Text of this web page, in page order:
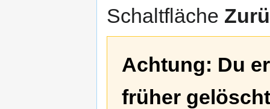
Schaltfläche
Achtung: Du
früher